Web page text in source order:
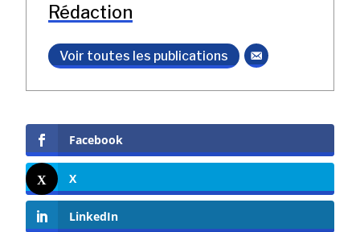
Rédaction
Voir toutes les publications
Facebook
X
LinkedIn